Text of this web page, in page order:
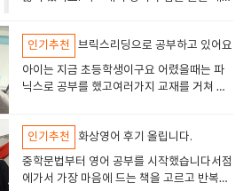
로 바꿔서 만들고 읽어보기도 합니다. 서윤이
는 아직은 조금 어려워해서 수업 시작 20분전
쯤 저와 함께 가볍게 예습해요. 단어를 읽어보
기도 하고, 그러면 조금 더 자신감있게 수업에
변하던 것이 간단하지만 완성형 문장으로 만
드려고 하는 노력도 보이고요. ​ 처음에는 엄
마가 옆에 앉아있으면 좋겠다고 했다가, (도
음이나 억양이 신경 쓰였지만, 점차 익숙해지면
되었습니다. 철판을 깔고 수다를 많이 떨었습니
안 하는것만 했는데 앞으로는 시간이 조금 더 여
해보고 싶다는 생각이 듭니다. 결과적으로 이번
해볼 수 있는 좋은 기회였습니다. 초보자라서
도 있었지만, 덕분에 큰 어려움 없이 진행되었습
를 통해 내 영어 실력을 더더더 올려줄 계획입니
고민하고 계신 분들께 제 경험이 조금이나마 도
선택 해볼까?잉글리쉬700 홈페이지에서 선생님
확인할 수 있습니다. 일단은. 각 선생님마다 특성
일의 선생님을 말하면 안내받을수 있고 필요하
니 가까이에 있는것 같은 느낌이었어요. 예전
에 외국인을 만났을 때 um...ummm 만 반복
했었는데, 잉글리쉬700에서 공부하고 나서
아르바이트하던 카페에서 외국인 고객이 오
이전에는 외국인 손님이 오면 다른직원이 응
대하겠지 하면서..어떻게든 피할 방법을 찾거
나, 시선을 피했어요.. 그런데 요즘엔 그런 자
리가 불편하지 않고, 편하게 느껴졌어요. 먼저
용할수 있습니다. 하하하바디랭귀지 라는것
문에 훨씬 대화가 수월했고 정확도가 조금더
올라가니까 받아들이기가 좋았습니다. 그리
고 내가 표현하고자 하는 말을 몸짓 동작을 섞
어서 전달할수 있으니 대화가 조금 더 잘되었
줄 모르는 어린 아이가 된것 같아서 수업할때
느낌이 웃겼어요. 그리고 선생님과 친해지다
보니..어떤 영향을 받는것 같았는데요선생님
은 성향이 밝은 분이셨는데 자신감이 넘치고
잡한 목표도 없었고, 큰 계획도 없었고요. 그
냥, 아이와 눈을 맞추며 마음을 전해보고 싶었
어요.바쁜 하루 중 20분 정도는 저를 위한 시
간으로 딱 좋더라고요. ​ 처음에는 화면을 켜
러웠어요. 성격이 I형이라서 그런가봐요. 제
발음이 이상하진 않을까, 너무 느린 건 아닐
까… 걱정이 많았는데 선생님은 천천히 말해
주시고, 제가 초반에 한참 말이 없을 때도 끌
유형을 분석하고, 효과적인 문제 풀이 방법을 알
슷한 환경에서 연습할 수 있어서 도움이 되었습
상 개개인의 약점을 세부적으로 보완해 주기는
며 부족한 점을 보완할 수는 있었지만, 여전히 저
할 방법이 필요했습니다. 이후, 1:1 맞춤 피드
700 화상영어를 시작했습니다. 화상영어를 통
스피킹 실력을 많이 올려줄수 있었습니다. 또
생님이 문법, 논리적인 흐름, 어휘 사용까지 꼼
더 나은 글을 쓸 수 있었습니다. 실제로 저는 화
가 눈에 띄게 향상되었습니다. 스피킹에서는
질문에 대답하는 연습을 하면서 자연스럽게 답
아요. 그러다 보니 영어 공부에 대한 자신감이
많이 떨어졌고, 자연스럽게 영어를 사용하는
것도 힘들어했죠. 그래서 영어에 손놓기는 그
렇고 조금 더 재미있고 아이가 편하게 영어를
하고 친구들과 잘 어울리는 성격이라 새로운
것에 대한 도전도 두려워하지 않았어요. 처음
수업을 할 때는 당연히 긴장했지만, 화상으로
연결된 선생님이 정말 친절하고 다정하게 아
인기추천
브릭스리딩으로 공부하고 있어요
아이는 지금 초등학생이구요 어렸을때는 파
닉스로 공부를 했고여러가지 교재를 거쳐 브
가기 때문에 시리즈 별로 공부할수 있어서 좋
았어요브릭스는 30부터 있는데요. 30-40-
50-60-70-.....240-250-300 시리즈가 있어요.
인기추천
화상영어 후기 올립니다.
​중학문법부터 영어 공부를 시작했습니다서점
에가서 가장 마음에 드는 책을 고르고 반복해